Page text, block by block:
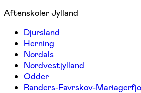
Aftenskoler Jylland
Djursland
Herning
Nordals
Nordvestjylland
Odder
Randers-Favrskov-